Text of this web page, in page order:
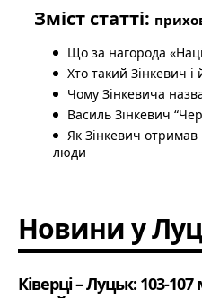
Зміст статті:
Що за нагорода
Хто такий Зінкевич
Чому Зінкевича
Василь Зінкевич
Як Зінкевич
люди
Новини у
Ківерці – Луцьк: 103-